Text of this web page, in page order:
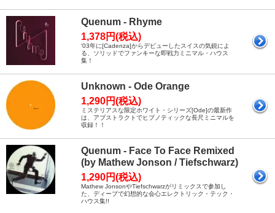
Quenum - Rhyme
1,378円(税込)
'03年に[Cadenza]からデビューしたスイスの気鋭によ
る、ソリッドでファンキーな即戦力ミニマル・ハウス
集！
Unknown - Ode Orange
1,290円(税込)
ミステリアスな限定ホワイト・シリーズ[Ode]の最新作
は、アブストラクトでヒプノティックな長尺ミニマルを
収録！！
Quenum - Face To Face Remixed
(by Mathew Jonson / Tiefschwarz)
1,290円(税込)
Mathew JonsonやTiefschwarzがリミックスで参加し
た、ディープで幻想的な会心エレクトリック・テック・
ハウス集!!